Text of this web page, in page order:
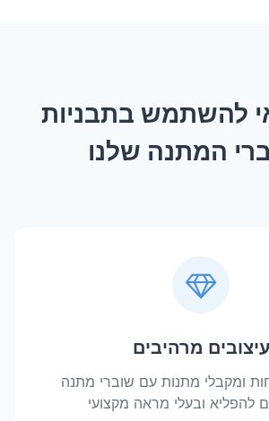
להשתמש בתבניות
עיצובים מרהיבים
ומקבלי מתנות עם שוברי מתנה